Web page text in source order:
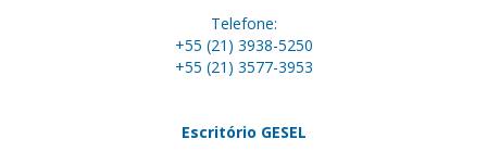
Telefone:
+55 (21) 3938-5250
+55 (21) 3577-3953
Escritório GESEL